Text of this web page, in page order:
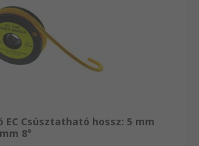
EC Csúsztatható hossz: 5 mm
8°